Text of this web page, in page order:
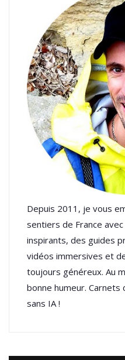
Depuis 2011, je vous
sentiers de France
inspirants, des guides
vidéos immersives et
toujours généreux. Au
bonne humeur. Carnets
sans IA !